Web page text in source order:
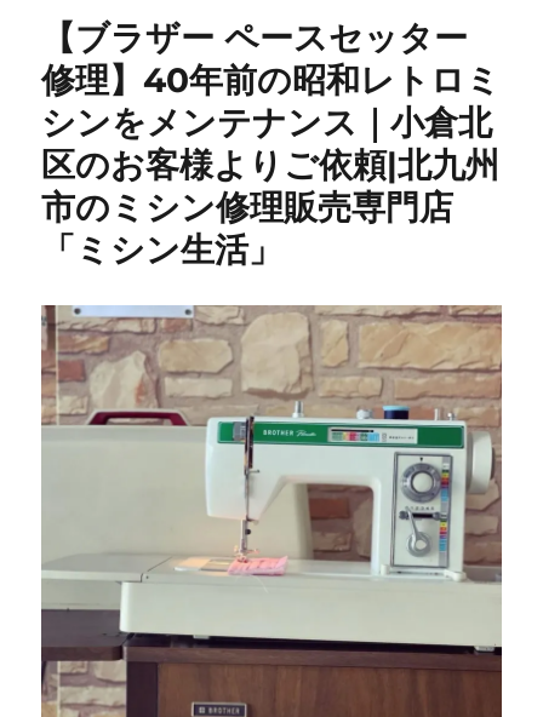
【ブラザー ペースセッター
修理】40年前の昭和レトロミ
シンをメンテナンス｜小倉北
区のお客様よりご依頼|北九州
市のミシン修理販売専門店
「ミシン生活」